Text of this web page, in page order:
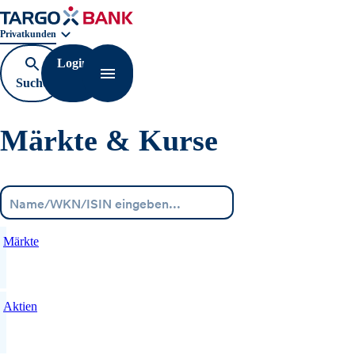
Geschäftsbereichnavigation. Aktuelle Auswahl:
Privatkunden
Suche
öffnen
Login
Navigation öffnen
Märkte & Kurse
Märkte
Aktien